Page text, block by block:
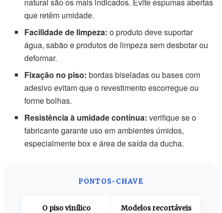
que retêm umidade.
Facilidade de limpeza: o produto deve suportar
água, sabão e produtos de limpeza sem desbotar ou
deformar.
Fixação no piso: bordas biseladas ou bases com
adesivo evitam que o revestimento escorregue ou
forme bolhas.
Resistência à umidade contínua: verifique se o
fabricante garante uso em ambientes úmidos,
especialmente box e área de saída da ducha.
PONTOS-CHAVE
O piso vinílico
Modelos recortáveis